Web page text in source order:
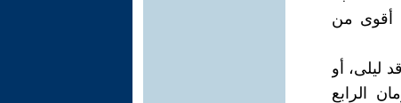
أقوى من
ليلى، أو
الرابع